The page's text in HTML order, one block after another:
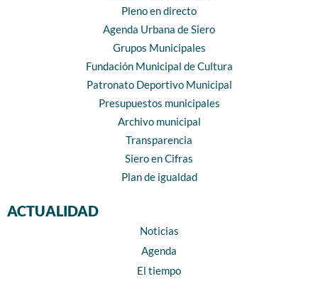
Pleno en directo
Agenda Urbana de Siero
Grupos Municipales
Fundación Municipal de Cultura
Patronato Deportivo Municipal
Presupuestos municipales
Archivo municipal
Transparencia
Siero en Cifras
Plan de igualdad
ACTUALIDAD
Noticias
Agenda
El tiempo